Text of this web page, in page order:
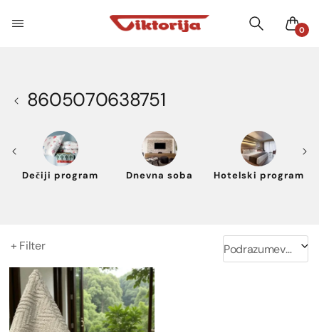
0
8605070638751
Dečiji program Dnevna soba Hotelski program
+ Filter Podrazumevano sortiranje